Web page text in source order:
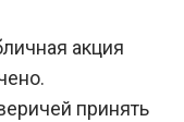
акция
принять